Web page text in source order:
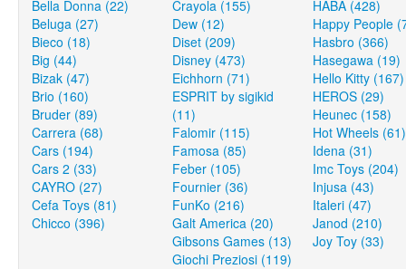
Bella Donna (22)
Beluga (27)
Bieco (18)
Big (44)
Bizak (47)
Brio (160)
Bruder (89)
Carrera (68)
Cars (194)
Cars 2 (33)
CAYRO (27)
Cefa Toys (81)
Chicco (396)
Crayola (155)
Dew (12)
Diset (209)
Disney (473)
Eichhorn (71)
ESPRIT by sigikid
(11)
Falomir (115)
Famosa (85)
Feber (105)
Fournier (36)
FunKo (216)
Galt America (20)
Gibsons Games (13)
Giochi Preziosi (119)
HABA (428)
Happy People
Hasbro (366)
Hasegawa (19)
Hello Kitty (167)
HEROS (29)
Heunec (158)
Hot Wheels (61)
Idena (31)
Imc Toys (204)
Injusa (43)
Italeri (47)
Janod (210)
Joy Toy (33)